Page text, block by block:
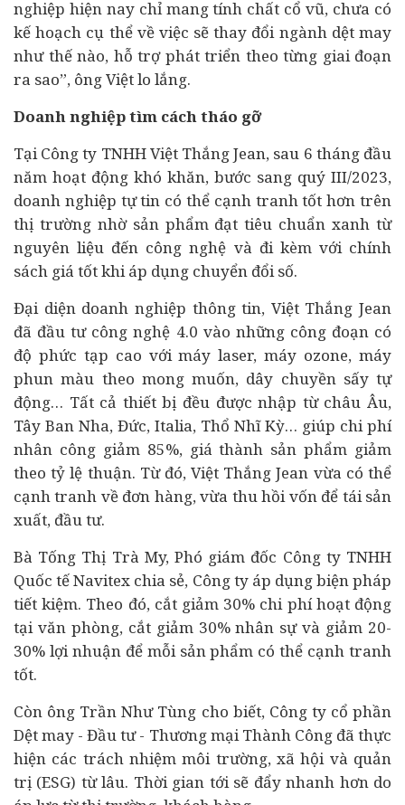
nghiệp hiện nay chỉ mang tính chất cổ vũ, chưa có
kế hoạch cụ thể về việc sẽ thay đổi ngành dệt may
như thế nào, hỗ trợ phát triển theo từng giai đoạn
ra sao”, ông Việt lo lắng.
Doanh nghiệp tìm cách tháo gỡ
Tại Công ty TNHH Việt Thắng Jean, sau 6 tháng đầu
năm hoạt động khó khăn, bước sang quý III/2023,
doanh nghiệp tự tin có thể cạnh tranh tốt hơn trên
thị trường nhờ sản phẩm đạt tiêu chuẩn xanh từ
nguyên liệu đến công nghệ và đi kèm với chính
sách giá tốt khi áp dụng chuyển đổi số.
Đại diện doanh nghiệp thông tin, Việt Thắng Jean
đã đầu tư công nghệ 4.0 vào những công đoạn có
độ phức tạp cao với máy laser, máy ozone, máy
phun màu theo mong muốn, dây chuyền sấy tự
động… Tất cả thiết bị đều được nhập từ châu Âu,
Tây Ban Nha, Đức, Italia, Thổ Nhĩ Kỳ… giúp chi phí
nhân công giảm 85%, giá thành sản phẩm giảm
theo tỷ lệ thuận. Từ đó, Việt Thắng Jean vừa có thể
cạnh tranh về đơn hàng, vừa thu hồi vốn để tái sản
xuất, đầu tư.
Bà Tống Thị Trà My, Phó giám đốc Công ty TNHH
Quốc tế Navitex chia sẻ, Công ty áp dụng biện pháp
tiết kiệm. Theo đó, cắt giảm 30% chi phí hoạt động
tại văn phòng, cắt giảm 30% nhân sự và giảm 20-
30% lợi nhuận để mỗi sản phẩm có thể cạnh tranh
tốt.
Còn ông Trần Như Tùng cho biết, Công ty cổ phần
Dệt may - Đầu tư - Thương mại Thành Công đã thực
hiện các trách nhiệm môi trường, xã hội và quản
trị (ESG) từ lâu. Thời gian tới sẽ đẩy nhanh hơn do